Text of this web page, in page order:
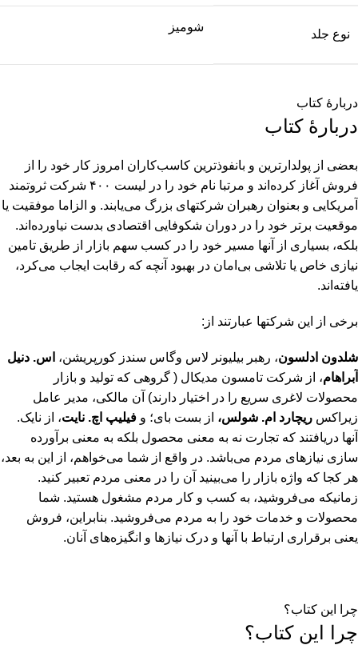
نوع جلد
شومیز
دربارهٔ کتاب
دربارهٔ کتاب
بعضی از پولدارترین و بانفوذترین کاسب‌کاران امروز کار خود را از
فروش آغاز کرده‌اند و مرتبا نام خود را در لیست ۴۰۰ شرکت ثروتمند
آمریکایی و بعنوان رهبران شرکتهای بزرگ می‌یابند. و الزاما موفقیت یا
موقعیت برتر خود را در دوران شکوفایی اقتصادی بدست نیاورده‌اند.
بلکه، بسیاری از آنها مسیر خود را در کسب سهم بازار از طریق تامین
نیازی خاص یا تلاشی بی‌امان در بهبود آنچه که رقابت ایجاب می‌کرد،
یافته‌اند.
برخی از این شرکتها عبارتند از:
شلدون ادلسون، رهبر بیلیونر لاس وگاس سندز کورپریشن، اس. دنیل
آبراهام، از شرکت تامسون مدیکال ( گروهی که تولید و بازار
محصولات لاغری سریع را در اختیار دارند) آن مالکی، مدیر عامل
زیراکس ریچارد ام. شولس، از بست بای؛ و فیلیپ اچ. نایت، از نایک.
آنها دریافتند که تجارت نه به معنی محصول بلکه به معنی برآورده
سازی نیازهای مردم می‌باشد. در واقع از شما می‌خواهم، از این به بعد،
هر کجا که واژه بازار را می‌بینید آن را در معنی مردم تعبیر کنید.
زمانیکه می‌فروشید، به کسب و کار مردم مشغول هستید. شما
محصولات و خدمات خود را به مردم می‌فروشید. بنابراین، فروش
یعنی برقراری ارتباط با آنها و درک نیازها و انگیزه‌های آنان.
چرا این کتاب؟
چرا این کتاب؟